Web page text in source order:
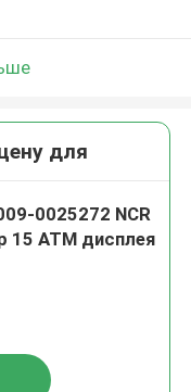
для
0025272 NCR
15 ATM дисплея